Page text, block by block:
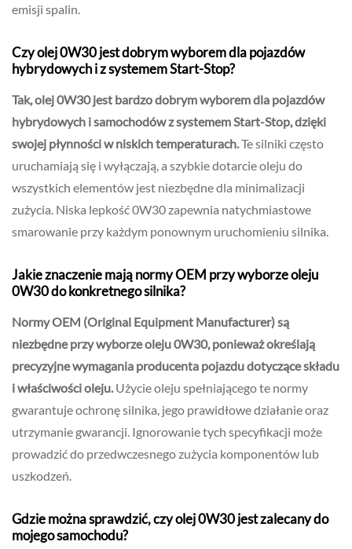
emisji spalin.
Czy olej 0W30 jest dobrym wyborem dla pojazdów
hybrydowych i z systemem Start-Stop?
Tak, olej 0W30 jest bardzo dobrym wyborem dla pojazdów
hybrydowych i samochodów z systemem Start-Stop, dzięki
swojej płynności w niskich temperaturach.Te silniki często
uruchamiają się i wyłączają, a szybkie dotarcie oleju do
wszystkich elementów jest niezbędne dla minimalizacji
zużycia. Niska lepkość 0W30 zapewnia natychmiastowe
smarowanie przy każdym ponownym uruchomieniu silnika.
Jakie znaczenie mają normy OEM przy wyborze oleju
0W30 do konkretnego silnika?
Normy OEM (Original Equipment Manufacturer) są
niezbędne przy wyborze oleju 0W30, ponieważ określają
precyzyjne wymagania producenta pojazdu dotyczące składu
i właściwości oleju. Użycie oleju spełniającego te normy
gwarantuje ochronę silnika, jego prawidłowe działanie oraz
utrzymanie gwarancji. Ignorowanie tych specyfikacji może
prowadzić do przedwczesnego zużycia komponentów lub
uszkodzeń.
Gdzie można sprawdzić, czy olej 0W30 jest zalecany do
mojego samochodu?